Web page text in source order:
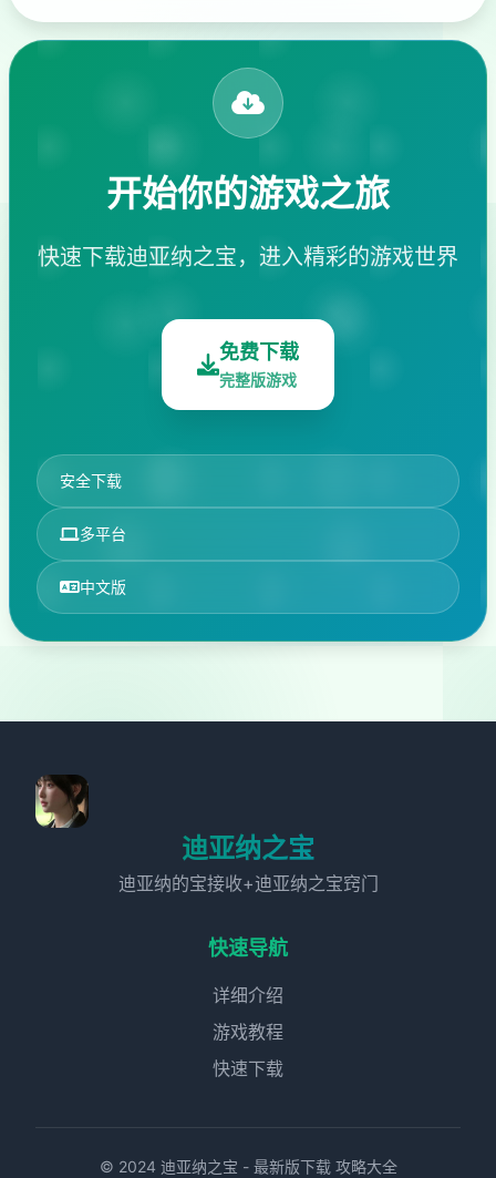
开始你的游戏之旅
快速下载迪亚纳之宝，进入精彩的游戏世界
免费下载
完整版游戏
安全下载
多平台
中文版
迪亚纳之宝
迪亚纳的宝接收+迪亚纳之宝窍门
快速导航
详细介绍
游戏教程
快速下载
© 2024 迪亚纳之宝 - 最新版下载 攻略大全